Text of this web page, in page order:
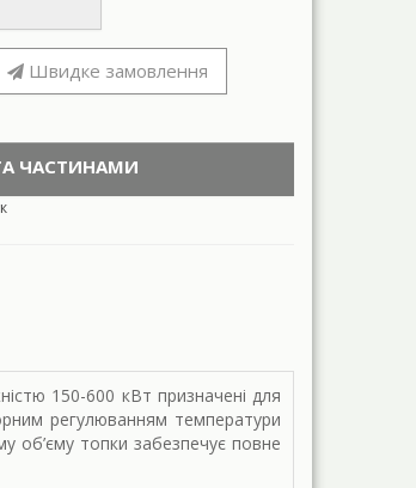
Швидке замовлення
ЧАСТИНАМИ
150-600 кВт призначені для
регулюванням температури
об’єму топки забезпечує повне